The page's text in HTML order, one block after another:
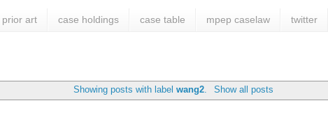
prior art case holdings case table mpep caselaw twitter
Showing posts with labelwang2 Show all posts